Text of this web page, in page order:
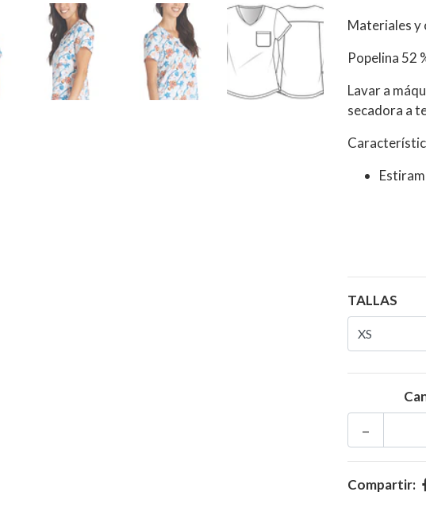
Materiales y
Popelina 52
Lavar a
secadora a
TALLAS
-
Compartir: